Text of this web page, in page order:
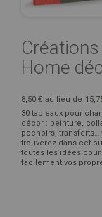
Créations
Home
8,50 € au lieu de
30 tableaux pour
décor : peinture,
pochoirs, transferts…
trouverez dans cet
toutes les idées
facilement vos